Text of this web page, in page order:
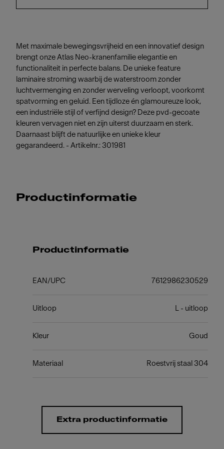
Met maximale bewegingsvrijheid en een innovatief design
brengt onze Atlas Neo-kranenfamilie elegantie en
functionaliteit in perfecte balans. De unieke feature
laminaire stroming waarbij de waterstroom zonder
luchtvermenging en zonder werveling verloopt, voorkomt
spatvorming en geluid. Een tijdloze én glamoureuze look,
een industriële stijl of verfijnd design? Deze pvd-gecoate
kleuren vervagen niet en zijn uiterst duurzaam en sterk.
Daarnaast blijft de natuurlijke en unieke kleur
gegarandeerd. - Artikelnr.: 301981
Productinformatie
Productinformatie
EAN/UPC 7612986230529
Uitloop L - uitloop
Kleur Goud
Materiaal Roestvrij staal 304
Extra productinformatie